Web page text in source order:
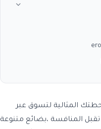
المثالية لتسوق عبر
المنافسة ،بضائع متنوعة